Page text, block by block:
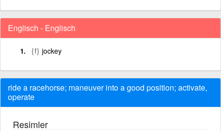
Englisch - Englisch
{f} jockey
ride a racehorse; maneuver into a good position; activate,
operate
Resimler